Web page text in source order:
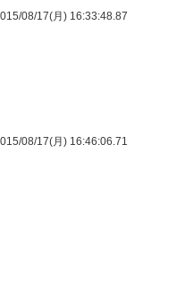
08/17(月) 16:33:48.87
08/17(月) 16:46:06.71